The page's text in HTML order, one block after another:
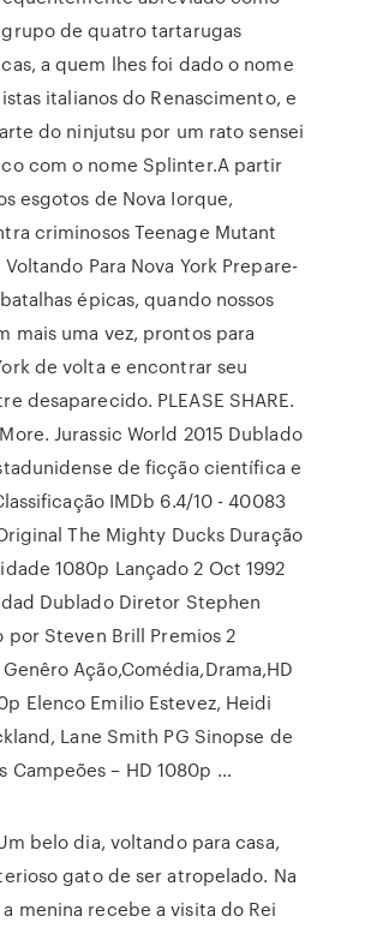
grupo de quatro tartarugas
a quem lhes foi dado o nome
italianos do Renascimento, e
do ninjutsu por um rato sensei
com o nome Splinter.A partir
esgotos de Nova Iorque,
criminosos Teenage Mutant
Para Nova York Prepare-
épicas, quando nossos
mais uma vez, prontos para
de volta e encontrar seu
desaparecido. PLEASE SHARE.
Jurassic World 2015 Dublado
de ficção científica e
IMDb 6.4/10 - 40083
The Mighty Ducks Duração
1080p Lançado 2 Oct 1992
Dublado Diretor Stephen
por Steven Brill Premios 2
Ação,Comédia,Drama,HD
Elenco Emilio Estevez, Heidi
Lane Smith PG Sinopse de
Campeões – HD 1080p …
belo dia, voltando para casa,
gato de ser atropelado. Na
menina recebe a visita do Rei